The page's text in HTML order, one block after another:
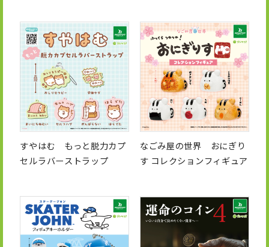
すやはむ もっと脱力カプ
セルラバーストラップ
なごみ屋の世界 おにぎり
す コレクションフィギュア